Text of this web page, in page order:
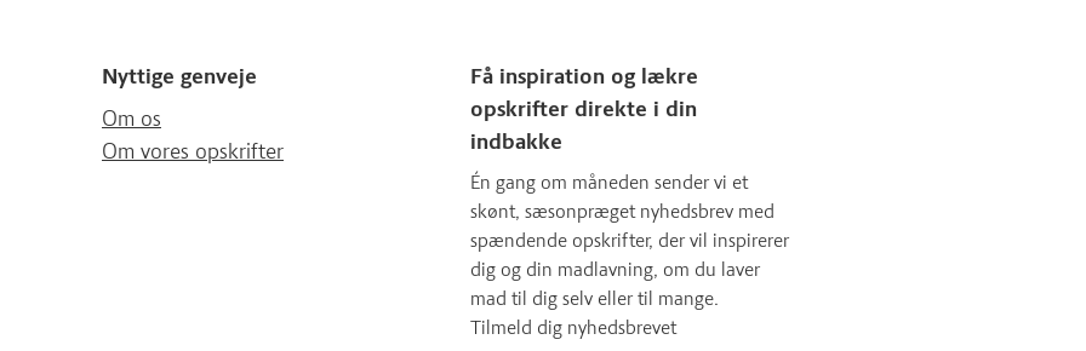
Nyttige genveje
Om os
Om vores opskrifter
Få inspiration og lækre
opskrifter direkte i din
indbakke
Én gang om måneden sender vi et
skønt, sæsonpræget nyhedsbrev med
spændende opskrifter, der vil inspirerer
dig og din madlavning, om du laver
mad til dig selv eller til mange.
Tilmeld dig nyhedsbrevet